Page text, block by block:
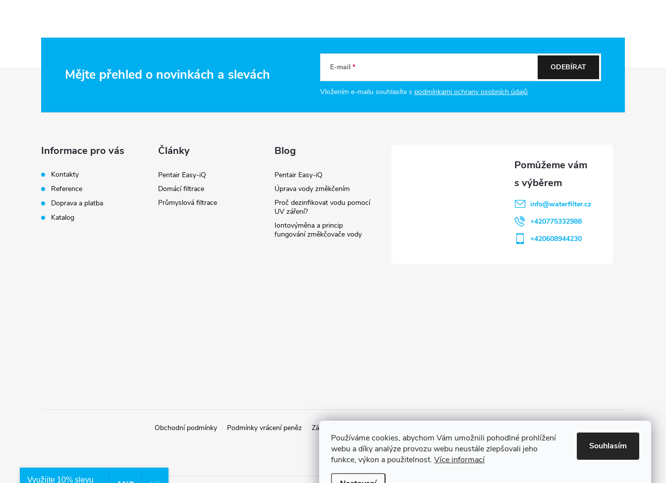
Používáme cookies, abychom Vám umožnili pohodlné prohlížení
webu a díky analýze provozu webu neustále zlepšovali jeho
funkce, výkon a použitelnost. Více informací
Souhlasím
Mějte přehled o novinkách a slevách E-mail
Vložením e-mailu souhlasíte s podmínkami ochrany osobních údajů
ODEBÍRAT
Informace pro vás
Kontakty
Reference
Doprava a platba
Katalog
Články
Pentair Easy-iQ
Domácí filtrace
Průmyslová filtrace
Blog
Pentair Easy-iQ
Úprava vody změkčením
Proč dezinfikovat vodu pomocí
UV záření?
Iontovýměna a princip
fungování změkčovače vody
info@waterfilter.cz
+420775332988
+420608944230
Obchodní podmínky Podmínky vrácení peněz Zásady ochrany osobních údajů
Využijte 10% slevu